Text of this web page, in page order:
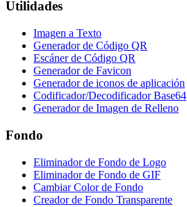
Utilidades
Imagen a Texto
Generador de Código QR
Escáner de Código QR
Generador de Favicon
Generador de iconos de aplicación
Codificador/Decodificador Base64
Generador de Imagen de Relleno
Fondo
Eliminador de Fondo de Logo
Eliminador de Fondo de GIF
Cambiar Color de Fondo
Creador de Fondo Transparente